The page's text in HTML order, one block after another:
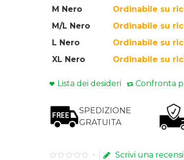
M Nero
Ordinabile su
M/L Nero
Ordinabile su
L Nero
Ordinabile su
XL Nero
Ordinabile su
Lista dei desideri Confronta
SPEDIZIONE
GRATUITA
- Scrivi una